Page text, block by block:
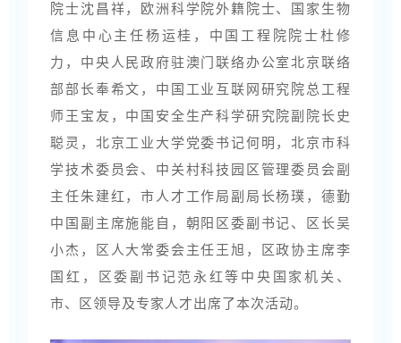
院士沈昌祥，欧洲科学院外籍院士、国家生物
信息中心主任杨运桂，中国工程院院士杜修
力，中央人民政府驻澳门联络办公室北京联络
部部长奉希文，中国工业互联网研究院总工程
师王宝友，中国安全生产科学研究院副院长史
聪灵，北京工业大学党委书记何明，北京市科
学技术委员会、中关村科技园区管理委员会副
主任朱建红，市人才工作局副局长杨璞，德勤
中国副主席施能自，朝阳区委副书记、区长吴
小杰，区人大常委会主任王旭，区政协主席李
国红，区委副书记范永红等中央国家机关、
市、区领导及专家人才出席了本次活动。